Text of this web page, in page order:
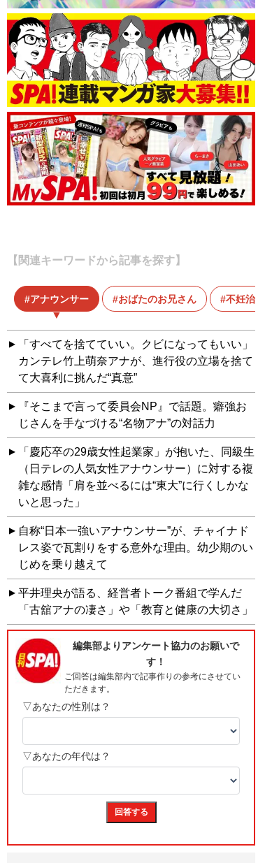
【関連キーワードから記事を探す】
アナウンサー おばたのお兄さん 不妊治療
「すべてを捨てていい。クビになってもいい」
カンテレ竹上萌奈アナが、進行役の立場を捨て
て大喜利に挑んだ“真意”
『そこまで言って委員会NP』で話題。癖強お
じさんを手なづける“名物アナ”の対話力
「慶応卒の29歳女性起業家」が抱いた、同級生
（日テレの人気女性アナウンサー）に対する複
雑な感情「肩を並べるには“東大”に行くしかな
いと思った」
自称“日本一強いアナウンサー”が、チャイナド
レス姿で瓦割りをする意外な理由。幼少期のい
じめを乗り越えて
平井理央が語る、経営者トーク番組で学んだ
「古舘アナの凄さ」や「教育と健康の大切さ」